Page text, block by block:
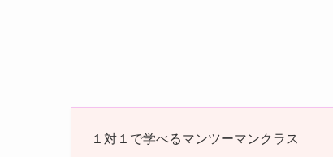
１対１で学べるマンツーマンクラス